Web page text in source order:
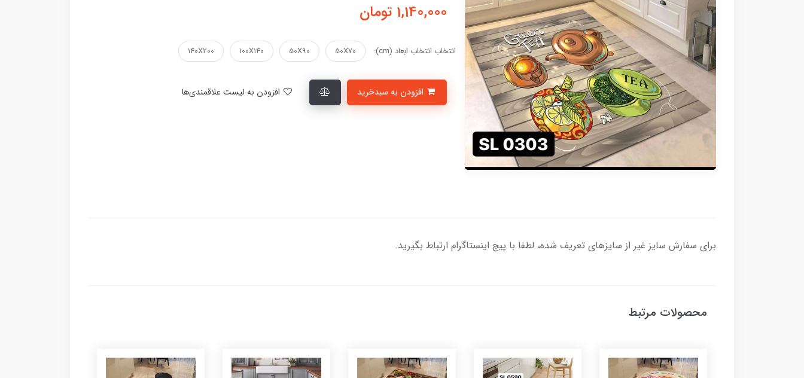
1,140,000 تومان
انتخاب انتخاب ابعاد (cm): 50X70
50X90
100X140
140X200
برای سفارش سایز غیر از سایزهای تعریف شده، لطفا با پیج اینستاگرام ارتباط بگیرید.
محصولات مرتبط